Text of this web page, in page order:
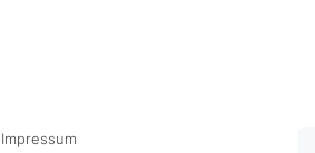
Impressum